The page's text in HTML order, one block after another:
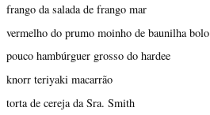
frango da salada de frango mar
vermelho do prumo moinho de baunilha bolo
pouco hambúrguer grosso do hardee
knorr teriyaki macarrão
torta de cereja da Sra. Smith